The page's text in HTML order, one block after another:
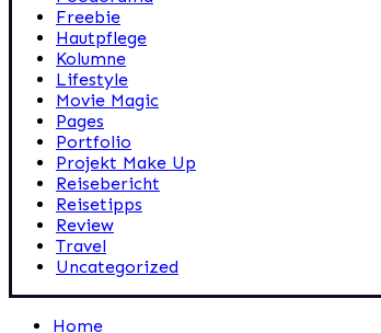
Freebie
Hautpflege
Kolumne
Lifestyle
Movie Magic
Pages
Portfolio
Projekt Make Up
Reisebericht
Reisetipps
Review
Travel
Uncategorized
Home